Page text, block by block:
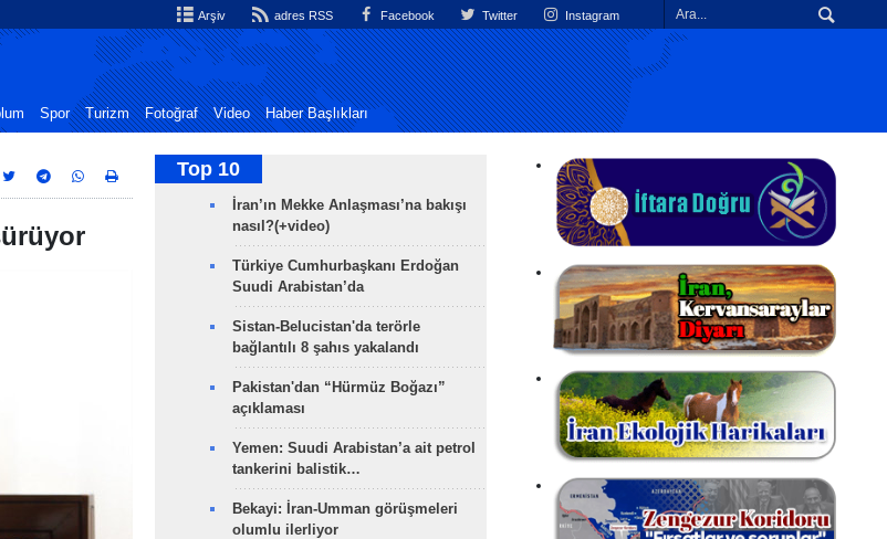
Arşiv adres RSS Facebook Twitter Instagram
Spor Turizm Fotoğraf Video Haber Başlıkları
Top 10
İran’ın Mekke Anlaşması’na bakışı
nasıl?(+video)
Türkiye Cumhurbaşkanı Erdoğan
Suudi Arabistan’da
Sistan-Belucistan'da terörle
bağlantılı 8 şahıs yakalandı
Pakistan'dan “Hürmüz Boğazı”
açıklaması
Yemen: Suudi Arabistan’a ait petrol
tankerini balistik…
Bekayi: İran-Umman görüşmeleri
olumlu ilerliyor